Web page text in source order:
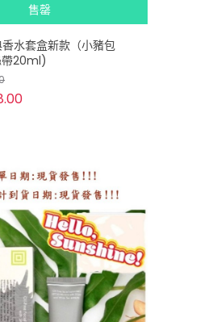
售罄
水套盒新款（小豬包
20ml)